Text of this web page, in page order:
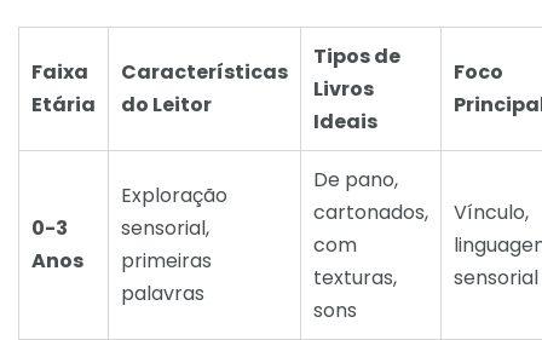
Faixa
Etária
Características
do Leitor
Tipos de
Livros
Ideais
Foco
0-3
Anos
Exploração
sensorial,
primeiras
palavras
De pano,
cartonados,
com
texturas,
sons
Vínculo,
sensorial